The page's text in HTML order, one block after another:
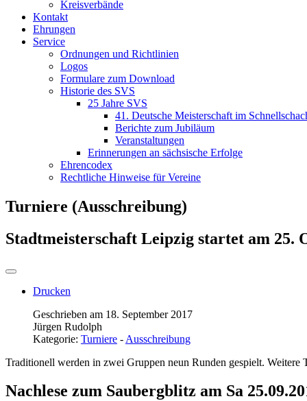
Kreisverbände
Kontakt
Ehrungen
Service
Ordnungen und Richtlinien
Logos
Formulare zum Download
Historie des SVS
25 Jahre SVS
41. Deutsche Meisterschaft im
Berichte zum Jubiläum
Veranstaltungen
Erinnerungen an sächsische Erfolge
Ehrencodex
Rechtliche Hinweise für Vereine
Turniere (Ausschreibung)
Stadtmeisterschaft Leipzig startet am
Drucken
Geschrieben am 18. September 2017
Jürgen Rudolph
Kategorie: Turniere - Ausschreibung
Traditionell werden in zwei Gruppen neun Runden gespielt. Weitere
Nachlese zum Saubergblitz am Sa